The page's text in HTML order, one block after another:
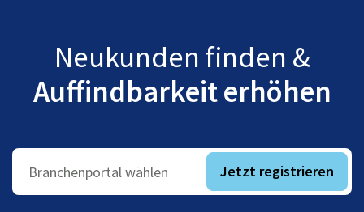
Neukunden finden &
Auffindbarkeit erhöhen
Branchenportal wählen Jetzt registrieren